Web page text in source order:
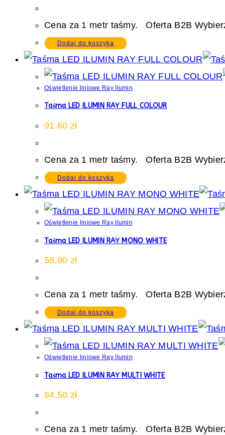
Cena za 1 metr taśmy. Oferta B2B
Dodaj do koszyka
Oświetlenie liniowe Ray Ilumin
Taśma LED ILUMIN RAY FULL COLOUR
91.60 zł
Cena za 1 metr taśmy. Oferta B2B
Dodaj do koszyka
Oświetlenie liniowe Ray Ilumin
Taśma LED ILUMIN RAY MONO WHITE
58.90 zł
Cena za 1 metr taśmy. Oferta B2B
Dodaj do koszyka
Oświetlenie liniowe Ray Ilumin
Taśma LED ILUMIN RAY MULTI WHITE
84.50 zł
Cena za 1 metr taśmy. Oferta B2B